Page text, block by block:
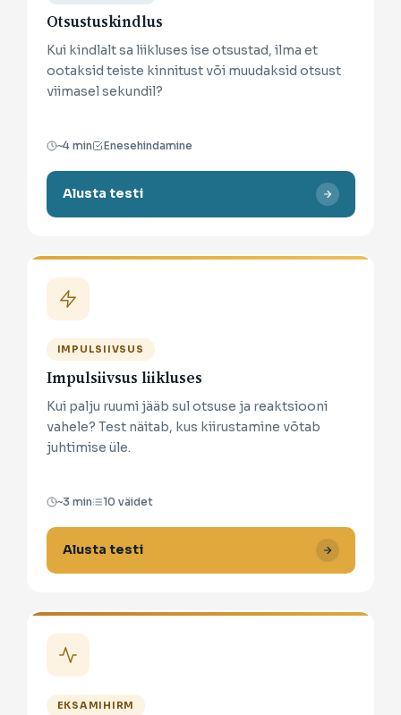
Otsustuskindlus
Kui kindlalt sa liikluses ise otsustad, ilma et
ootaksid teiste kinnitust või muudaksid otsust
viimasel sekundil?
~4 min Enesehindamine
Alusta testi
IMPULSIIVSUS
Impulsiivsus liikluses
Kui palju ruumi jääb sul otsuse ja reaktsiooni
vahele? Test näitab, kus kiirustamine võtab
juhtimise üle.
~3 min 10 väidet
Alusta testi
EKSAMIHIRM